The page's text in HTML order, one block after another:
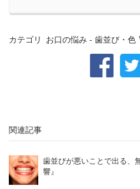
カテゴリ お口の悩み - 歯並び・色
関連記事
歯並びが悪いことで出る、
響』